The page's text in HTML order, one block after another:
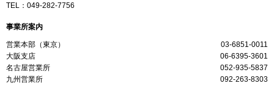
TEL： 049-282-7756
事業所案内
営業本部（東京）
03-6851-0011
大阪支店
06-6395-3601
名古屋営業所
052-935-5837
九州営業所
092-263-8303